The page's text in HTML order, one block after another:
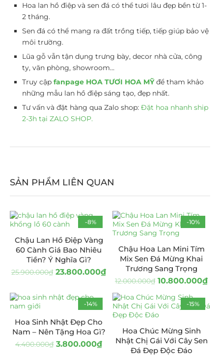
Hoa lan hồ điệp và sen đá có thể tươi lâu đẹp bền từ 1-
2 tháng.
Sen đá có thể mang ra đất trồng tiếp, tiếp giúp bảo vệ
môi trường.
Lũa gỗ vẫn tận dụng trưng bày, decor nhà cửa, công
ty, văn phòng, showroom…
Truy cập fanpage HOA TƯƠI HOA MỸđể tham khảo
những mẫu lan hồ điệp sáng tạo, đẹp nhất.
Tư vấn và đặt hàng qua Zalo shop: Đặt hoa nhanh ship
2-3h tại ZALO SHOP.
SẢN PHẨM LIÊN QUAN
-8%
Chậu Lan Hồ Điệp Vàng
60 Cành Giá Bao Nhiêu
Tiền? Ý Nghĩa Gì?
25.900.000₫ 23.800.000₫
-10%
Chậu Hoa Lan Mini Tím
Mix Sen Đá Mừng Khai
Trương Sang Trọng
12.000.000₫ 10.800.000₫
-14%
Hoa Sinh Nhật Đẹp Cho
Nam – Nên Tặng Hoa Gì?
4.400.000₫ 3.800.000₫
-15%
Hoa Chúc Mừng Sinh
Nhật Chị Gái Với Cây Sen
Đá Đẹp Độc Đáo